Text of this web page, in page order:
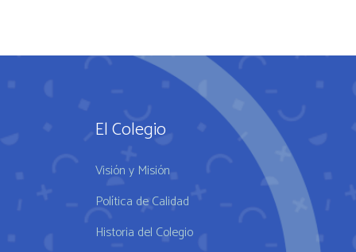
El Colegio
Visión y Misión
Política de Calidad
Historia del Colegio